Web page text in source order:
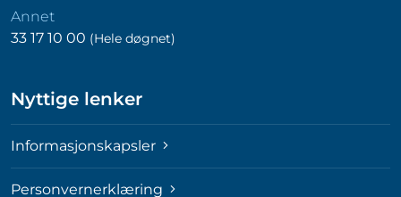
Annet
33 17 10 00 (Hele døgnet)
Nyttige lenker
Informasjonskapsler
Personvernerklæring